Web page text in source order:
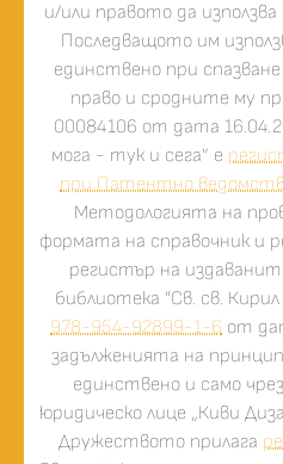
и/или правото да
Последващото им
единствено при
право и сродните му
00084106 от дата
мога - тук и сега” е
при Патентно
Методологията на
формата на справочник и
регистър на
библиотека "Св. св.
978-954-92899-1-6 от
задълженията на
единствено и само
юридическо лице „Киви
Дружеството прилага